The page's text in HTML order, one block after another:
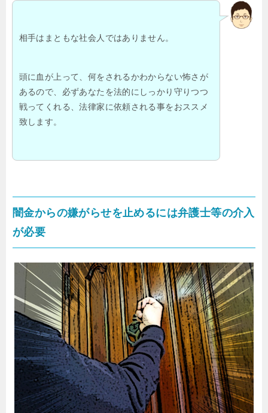
相手はまともな社会人ではありません。
頭に血が上って、何をされるかわからない怖さが
あるので、必ずあなたを法的にしっかり守りつつ
戦ってくれる、法律家に依頼される事をおススメ
致します。
闇金からの嫌がらせを止めるには弁護士等の介入
が必要